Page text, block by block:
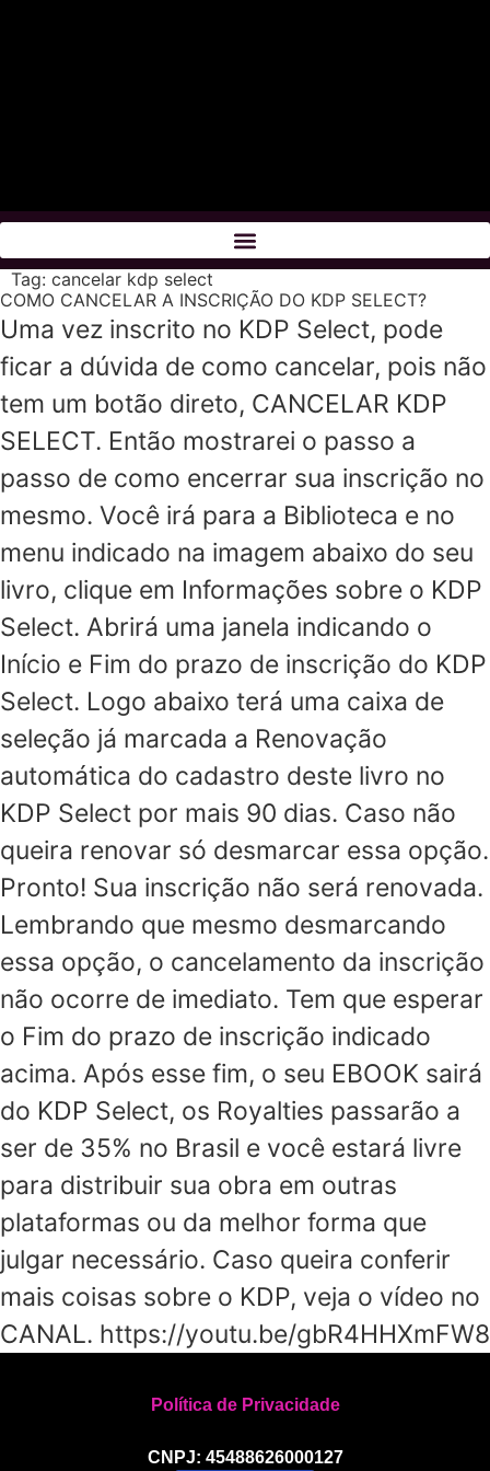
Tag: cancelar kdp select
COMO CANCELAR A INSCRIÇÃO DO KDP SELECT?
Uma vez inscrito no KDP Select, pode
ficar a dúvida de como cancelar, pois não
tem um botão direto, CANCELAR KDP
SELECT. Então mostrarei o passo a
passo de como encerrar sua inscrição no
mesmo. Você irá para a Biblioteca e no
menu indicado na imagem abaixo do seu
livro, clique em Informações sobre o KDP
Select. Abrirá uma janela indicando o
Início e Fim do prazo de inscrição do KDP
Select. Logo abaixo terá uma caixa de
seleção já marcada a Renovação
automática do cadastro deste livro no
KDP Select por mais 90 dias. Caso não
queira renovar só desmarcar essa opção.
Pronto! Sua inscrição não será renovada.
Lembrando que mesmo desmarcando
essa opção, o cancelamento da inscrição
não ocorre de imediato. Tem que esperar
o Fim do prazo de inscrição indicado
acima. Após esse fim, o seu EBOOK sairá
do KDP Select, os Royalties passarão a
ser de 35% no Brasil e você estará livre
para distribuir sua obra em outras
plataformas ou da melhor forma que
julgar necessário. Caso queira conferir
mais coisas sobre o KDP, veja o vídeo no
CANAL. https://youtu.be/gbR4HHXmFW8
Política de Privacidade
CNPJ: 45488626000127